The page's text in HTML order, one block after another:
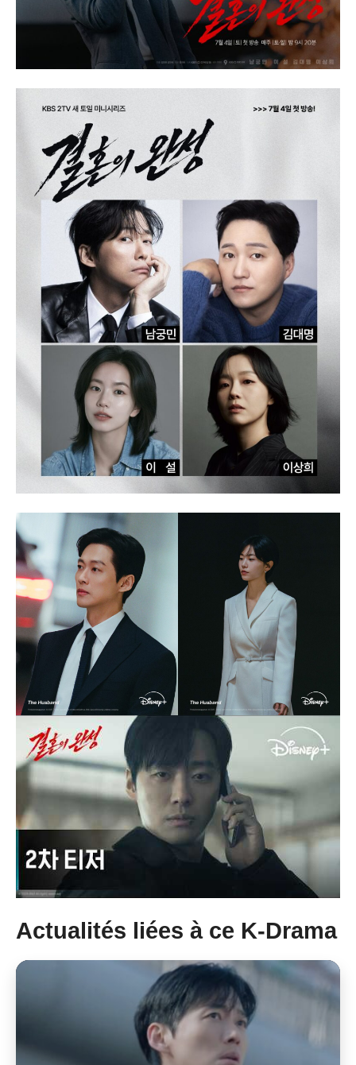
Actualités liées à ce K-Drama